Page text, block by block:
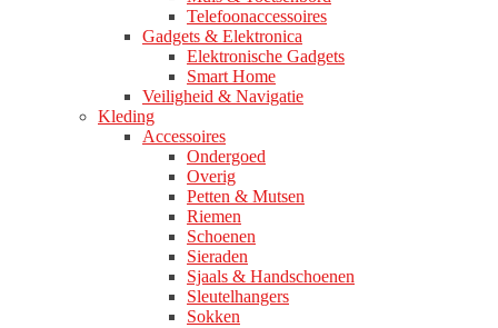
Telefoonaccessoires
Gadgets & Elektronica
Elektronische Gadgets
Smart Home
Veiligheid & Navigatie
Kleding
Accessoires
Ondergoed
Overig
Petten & Mutsen
Riemen
Schoenen
Sieraden
Sjaals & Handschoenen
Sleutelhangers
Sokken